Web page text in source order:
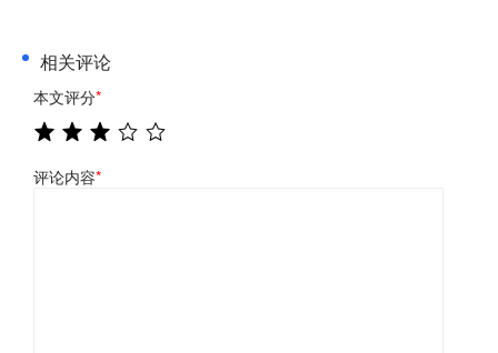
相关评论
本文评分*
评论内容*